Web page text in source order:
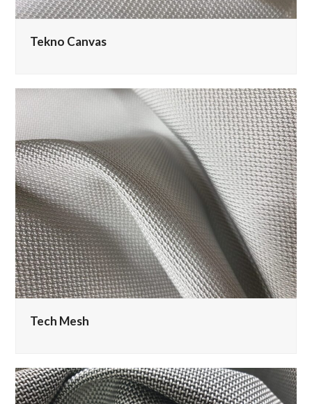
Tekno Canvas
Tech Mesh